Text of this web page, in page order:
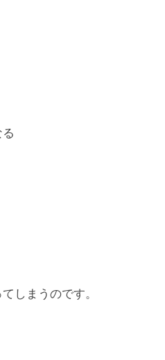
しまうのです。